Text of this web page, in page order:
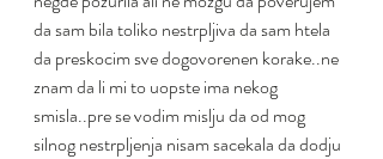
da sam bila toliko nestrpljiva da sam htela
da preskocim sve dogovorenen korake..ne
znam da li mi to uopste ima nekog
smisla..pre se vodim mislju da od mog
silnog nestrpljenja nisam sacekala da dodju